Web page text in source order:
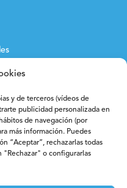
y de terceros (vídeos de
publicidad personalizada en
de navegación (por
más información. Puedes
“Aceptar”, rechazarlas todas
"Rechazar" o configurarlas
Contratación